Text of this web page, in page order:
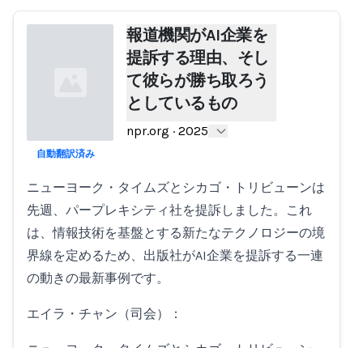
報道機関がAI企業を
提訴する理由、そし
て彼らが勝ち取ろう
としているもの
npr.org · 2025
自動翻訳済み
ニューヨーク・タイムズとシカゴ・トリビューンは
先週、パープレキシティ社を提訴しました。これ
は、情報技術を基盤とする新たなテクノロジーの境
界線を定めるため、出版社がAI企業を提訴する一連
の動きの最新事例です。
エイラ・チャン（司会）：